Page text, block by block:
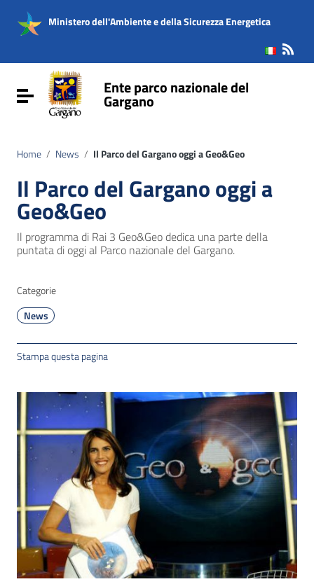
Vai al menu di navigazione
Vai al footer
Ministero dell'Ambiente e della Sicurezza Energetica
Attiva / disattiva la navigazioneEnte parco nazionale del
Gargano
Home / News / Il Parco del Gargano oggi a Geo&Geo
Il Parco del Gargano oggi a
Geo&Geo
Il programma di Rai 3 Geo&Geo dedica una parte della
puntata di oggi al Parco nazionale del Gargano.
Categorie
News
Stampa questa pagina